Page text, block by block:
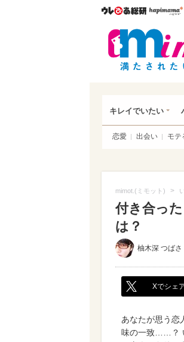
ウレぴ
キレイでいたい
恋愛 出会い モテ
mimot.(ミモット) >
付き合っ
は？
柚木深 つばさ
Xでシェ
あなたが思う恋
味の一致……？